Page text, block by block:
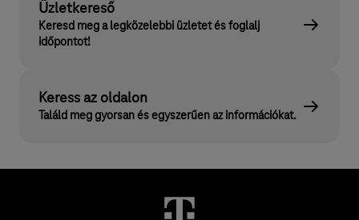
Üzletkereső
Keresd meg a legközelebbi üzletet és foglalj
időpontot!
Keress az oldalon
Találd meg gyorsan és egyszerűen az információkat.